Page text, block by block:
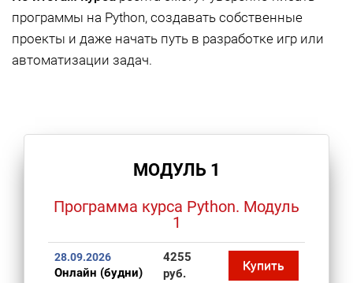
программы на Python, создавать собственные
проекты и даже начать путь в разработке игр или
автоматизации задач.
МОДУЛЬ 1
Программа курса Python. Модуль
1
28.09.2026
Онлайн (будни)
4255
руб.
Купить